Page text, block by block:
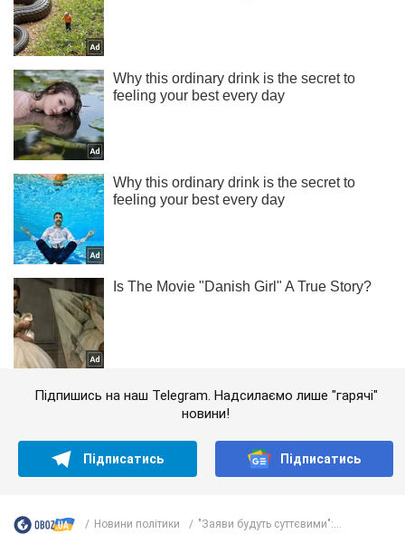
Підпишись на наш Telegram. Надсилаємо лише "гарячі"
новини!
Підписатись Підписатись
Новини політики "Заяви будуть суттєвими":...